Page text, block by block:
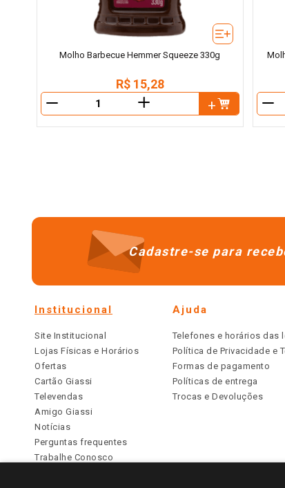
Molho Barbecue Hemmer Squeeze 330g
R$ 15,28
＋
Cadastre-se para
Institucional
Site Institucional
Lojas Físicas e Horários
Ofertas
Cartão Giassi
Televendas
Amigo Giassi
Notícias
Perguntas frequentes
Trabalhe Conosco
Ajuda
Telefones e horários das
Política de Privacidade e
Formas de pagamento
Políticas de entrega
Trocas e Devoluções